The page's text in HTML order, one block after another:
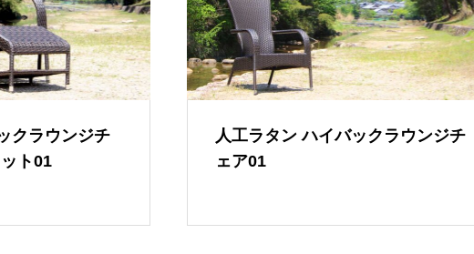
クラウンジチ
ト01
人工ラタン ハイバックラウンジチ
ェア01